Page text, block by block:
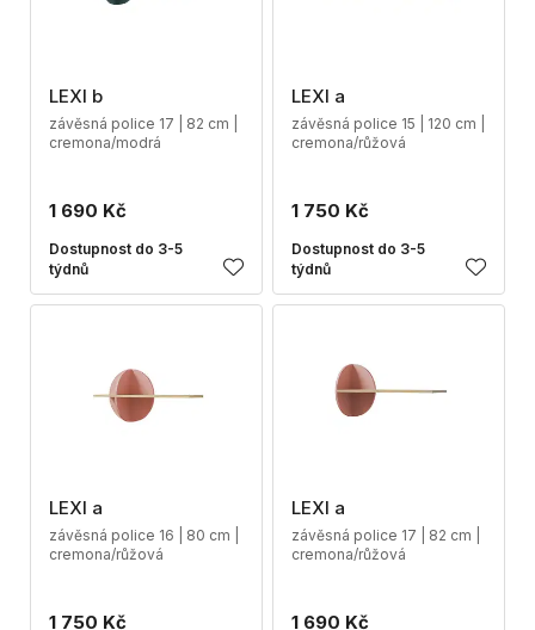
LEXI b
závěsná police 17 | 82 cm |
cremona/modrá
1 690 Kč
Dostupnost do 3-5
týdnů
LEXI a
závěsná police 15 | 120 cm |
cremona/růžová
1 750 Kč
Dostupnost do 3-5
týdnů
LEXI a
závěsná police 16 | 80 cm |
cremona/růžová
1 750 Kč
LEXI a
závěsná police 17 | 82 cm |
cremona/růžová
1 690 Kč